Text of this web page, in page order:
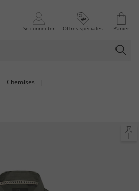
Se connecter Offres spéciales Panier
Chemises
|